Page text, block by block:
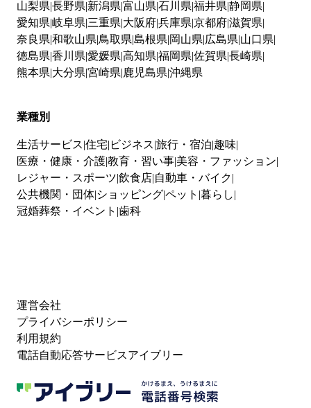
山梨県 長野県 新潟県 富山県 石川県 福井県 静岡県
愛知県 岐阜県 三重県 大阪府兵庫県 京都府滋賀県
奈良県 和歌山県 鳥取県 島根県 岡山県 広島県 山口県
徳島県 香川県 愛媛県 高知県 福岡県 佐賀県 長崎県
熊本県 大分県 宮崎県 鹿児島県 沖縄県
業種別
生活サービス 住宅 ビジネス 旅行・宿泊 趣味
医療・健康・介護教育・習い事 美容・ファッション
レジャー・スポーツ 飲食店 自動車・バイク
公共機関・団体 ショッピングペット 暮らし
冠婚葬祭・イベント 歯科
運営会社
プライバシーポリシー
利用規約
電話自動応答サービスアイブリー